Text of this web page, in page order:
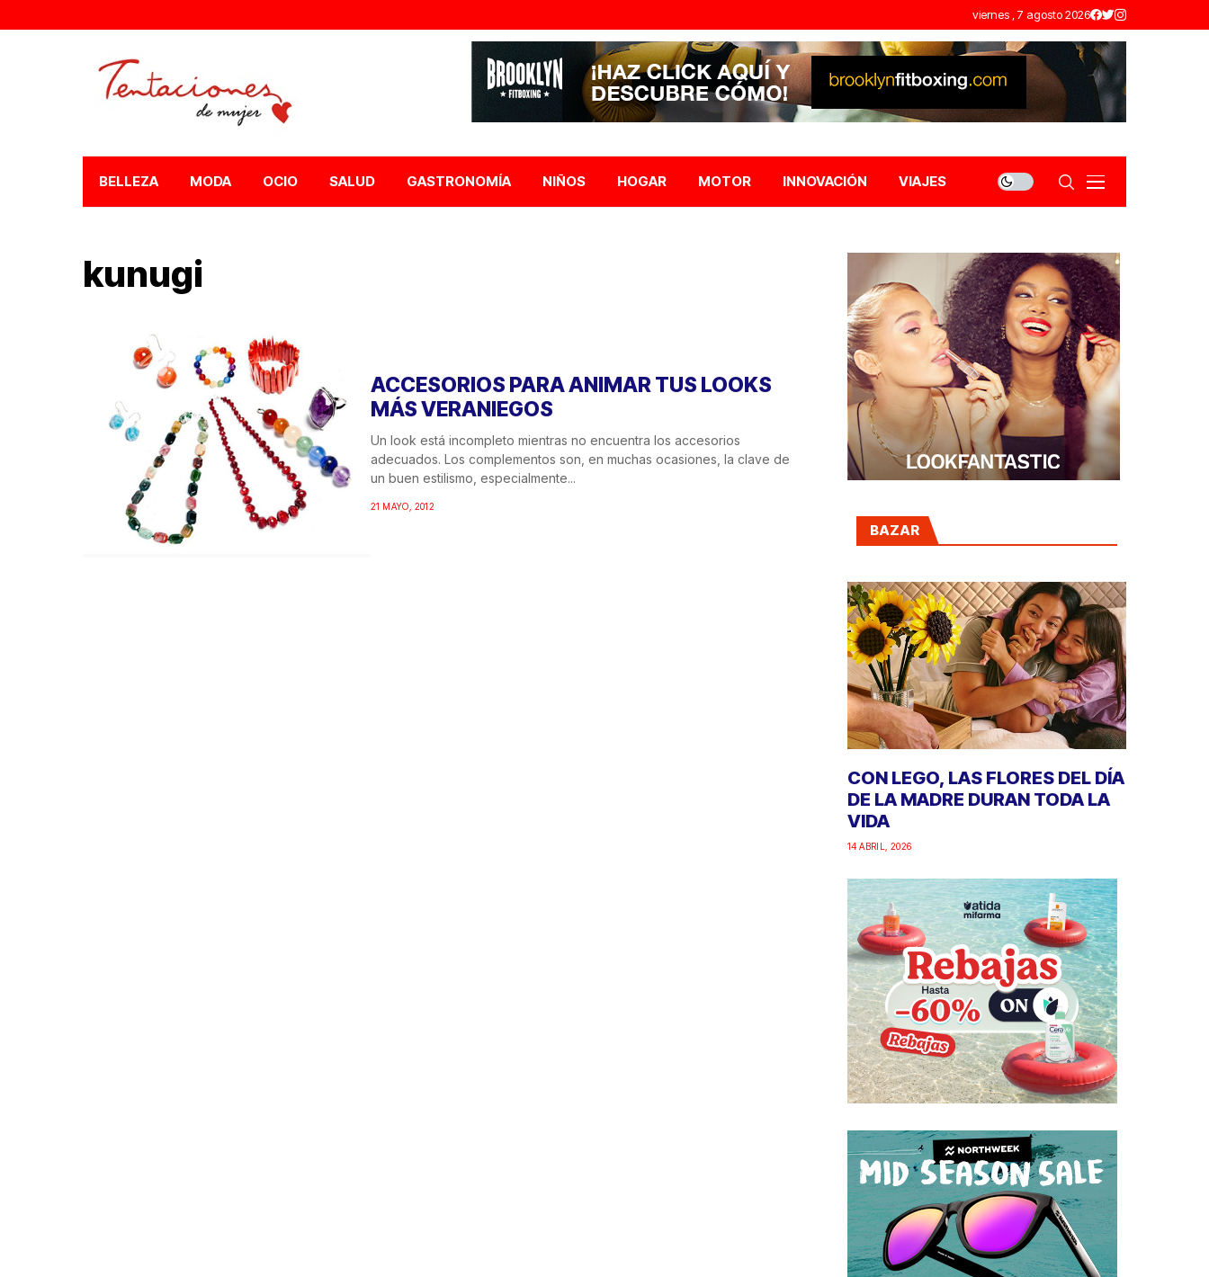
viernes , 7 agosto 2026
BELLEZA MODA OCIO SALUD GASTRONOMÍA NIÑOS HOGAR MOTOR INNOVACIÓN VIAJES
kunugi
ACCESORIOS PARA ANIMAR TUS LOOKS
MÁS VERANIEGOS
Un look está incompleto mientras no encuentra los accesorios
adecuados. Los complementos son, en muchas ocasiones, la clave de
un buen estilismo, especialmente...
21 MAYO, 2012
BAZAR
CON LEGO, LAS FLORES DEL DÍA
DE LA MADRE DURAN TODA LA
VIDA
14 ABRIL, 2026